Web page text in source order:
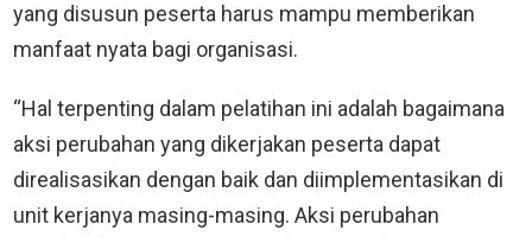
yang disusun peserta harus mampu memberikan
manfaat nyata bagi organisasi.
“Hal terpenting dalam pelatihan ini adalah bagaimana
aksi perubahan yang dikerjakan peserta dapat
direalisasikan dengan baik dan diimplementasikan di
unit kerjanya masing-masing. Aksi perubahan